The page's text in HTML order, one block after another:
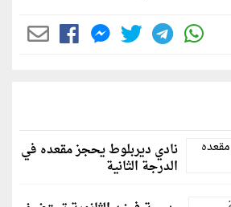
نادي ديربلوط يحجز مقعده في
الدرجة الثانية